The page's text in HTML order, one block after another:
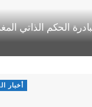
الحكم الذاتي
أخبار